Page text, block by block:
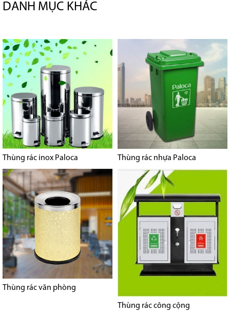
DANH MỤC KHÁC
Thùng rác inox Paloca Thùng rác nhựa Paloca
Thùng rác văn phòng
Thùng rác công cộng